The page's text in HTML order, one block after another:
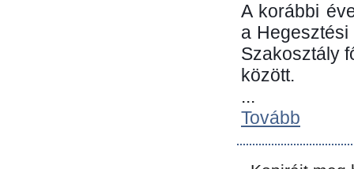
A korábbi
a
Szakosztály
között.
...
Tovább